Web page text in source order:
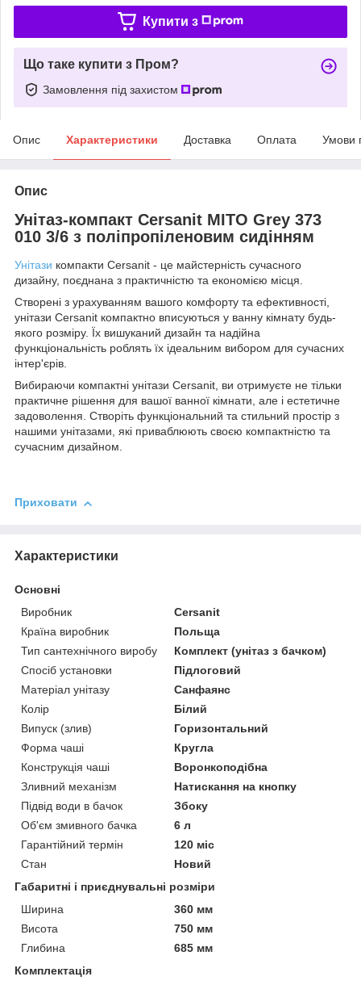
Купити з
Що таке купити з Пром?
Замовлення під захистом
Опис Характеристики Доставка Оплата Умови
Опис
Унітаз-компакт Cersanit MITO Grey 373
010 3/6 з поліпропіленовим сидінням
Унітази компакти Cersanit - це майстерність сучасного
дизайну, поєднана з практичністю та економією місця.
Створені з урахуванням вашого комфорту та ефективності,
унітази Cersanit компактно вписуються у ванну кімнату будь-
якого розміру. Їх вишуканий дизайн та надійна
функціональність роблять їх ідеальним вибором для сучасних
інтер'єрів.
Вибираючи компактні унітази Cersanit, ви отримуєте не тільки
практичне рішення для вашої ванної кімнати, але і естетичне
задоволення. Створіть функціональний та стильний простір з
нашими унітазами, які приваблюють своєю компактністю та
сучасним дизайном.
Приховати
Характеристики
Основні
Виробник
Cersanit
Країна виробник
Польща
Тип сантехнічного виробу
Комплект (унітаз з бачком)
Спосіб установки
Підлоговий
Матеріал унітазу
Санфаянс
Колір
Білий
Випуск (злив)
Горизонтальний
Форма чаші
Кругла
Конструкція чаші
Воронкоподібна
Зливний механізм
Натискання на кнопку
Підвід води в бачок
Збоку
Об'єм змивного бачка
6 л
Гарантійний термін
120 міс
Стан
Новий
Габаритні і приєднувальні розміри
Ширина
360 мм
Висота
750 мм
Глибина
685 мм
Комплектація